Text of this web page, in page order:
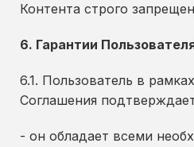
Контента строго
6. Гарантии
6.1. Пользователь в
Соглашения
- он обладает всеми